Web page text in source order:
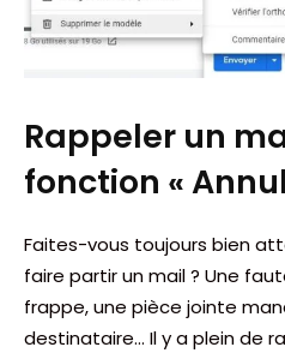
Rappeler un
fonction «
Faites-vous toujours bien
faire partir un mail ? Une
frappe, une pièce jointe
destinataire… Il y a plein de